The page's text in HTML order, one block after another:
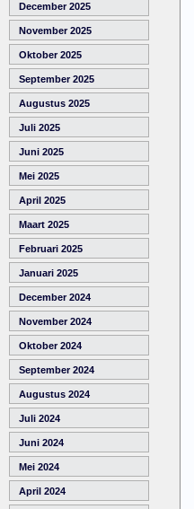
December 2025
November 2025
Oktober 2025
September 2025
Augustus 2025
Juli 2025
Juni 2025
Mei 2025
April 2025
Maart 2025
Februari 2025
Januari 2025
December 2024
November 2024
Oktober 2024
September 2024
Augustus 2024
Juli 2024
Juni 2024
Mei 2024
April 2024